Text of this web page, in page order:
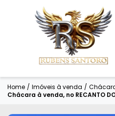
Home / Imóveis à venda /
Chácara à venda, no RECANTO